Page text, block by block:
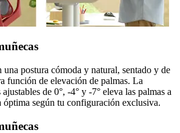
una postura cómoda y natural, sentado y de
función de elevación de palmas. La
de 0°, -4° y -7° eleva las palmas a
según tu configuración exclusiva.